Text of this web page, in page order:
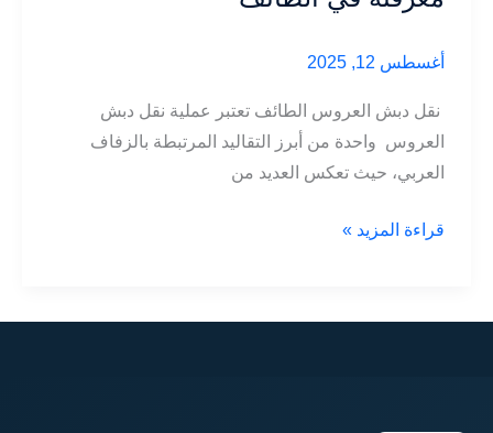
أغسطس 12, 2025
نقل دبش العروس الطائف تعتبر عملية نقل دبش
العروس واحدة من أبرز التقاليد المرتبطة بالزفاف
العربي، حيث تعكس العديد من
نقل
كل
قراءة المزيد »